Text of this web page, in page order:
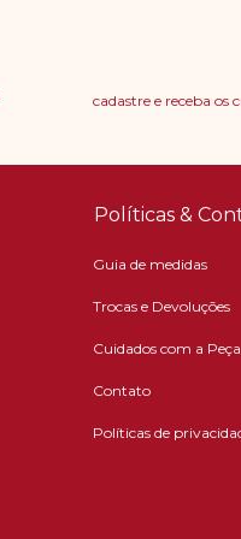
cadastre e receba os
Políticas &
Guia de medidas
Trocas e Devoluções
Cuidados com a Peça
Contato
Políticas de